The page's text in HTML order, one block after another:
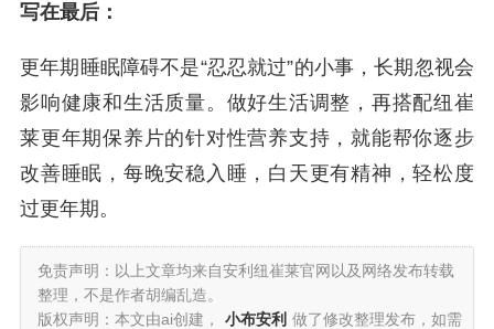
写在最后：
更年期睡眠障碍不是“忍忍就过”的小事，长期忽视会
影响健康和生活质量。做好生活调整，再搭配纽崔
莱更年期保养片的针对性营养支持，就能帮你逐步
改善睡眠，每晚安稳入睡，白天更有精神，轻松度
过更年期。
免责声明：以上文章均来自安利纽崔莱官网以及网络发布转载
整理，不是作者胡编乱造。
版权声明：本文由ai创建，
小布安利 做了修改整理发布，如需